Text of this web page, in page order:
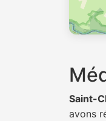
Saint-
avons